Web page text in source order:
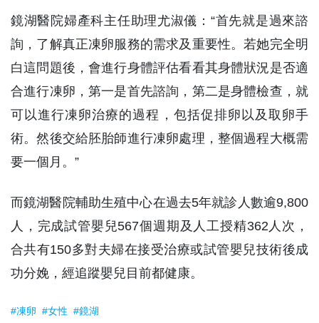
鏡湖醫院婦產科主任助理尤淑儀：“首先就是過來諮
詢，了解真正凍卵服務的需求及重要性。若她完全明
白這問題後，會進行身體評估看看其身體狀況是否適
合進行凍卵，第一是首先諮詢，第二是身體檢查，就
可以進行凍卵治療的過程，包括促排卵以及取卵手
術。然後交給胚胎師進行凍卵處理，整個過程大概需
要一個月。”
而鏡湖醫院輔助生殖中心在過去5年就診人數逾9,800
人，完成試管嬰兒567個週期及人工授精362人次，
合共有150多對夫婦在接受治療或試管嬰兒技術後成
功分娩，經追蹤嬰兒目前都健康。
#凍卵 #女性 #鏡湖